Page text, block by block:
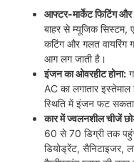
आफ्टर-मार्केट फिटिंग और
बाहर से म्यूजिक सिस्टम,
कटिंग और गलत वायरिंग
आग लग जाती है।
इंजन का ओवरहीट होना:
AC का लगातार
स्थिति में इंजन फट
कार में ज्वलनशील चीजें
60 से 70 डिग्री तक
डियोड्रेंट, सैनिटाइजर,